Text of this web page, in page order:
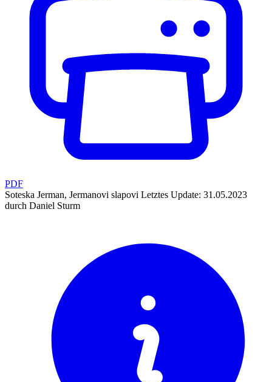
PDF
Soteska Jerman, Jermanovi slapovi Letztes Update: 31.05.2023
durch Daniel Sturm